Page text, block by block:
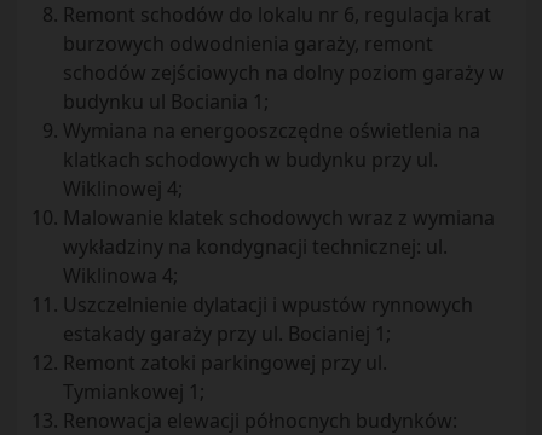
Remont schodów do lokalu nr 6, regulacja krat
burzowych odwodnienia garaży, remont
schodów zejściowych na dolny poziom garaży w
budynku ul Bociania 1;
Wymiana na energooszczędne oświetlenia na
klatkach schodowych w budynku przy ul.
Wiklinowej 4;
Malowanie klatek schodowych wraz z wymiana
wykładziny na kondygnacji technicznej: ul.
Wiklinowa 4;
Uszczelnienie dylatacji i wpustów rynnowych
estakady garaży przy ul. Bocianiej 1;
Remont zatoki parkingowej przy ul.
Tymiankowej 1;
Renowacja elewacji północnych budynków: